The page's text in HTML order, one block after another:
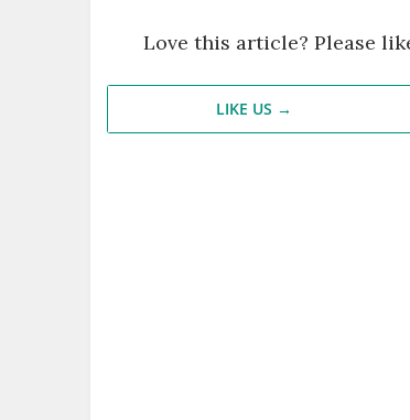
Love this article? Please
LIKE US →